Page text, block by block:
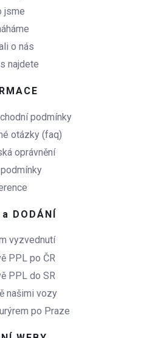
jsme
o nás
najdete
podmínky
otázky (faq)
oprávnění
DODÁNÍ
vyzvednutí
PPL po ČR
PPL do SR
našimi vozy
po Praze